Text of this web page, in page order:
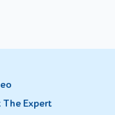
The Expert